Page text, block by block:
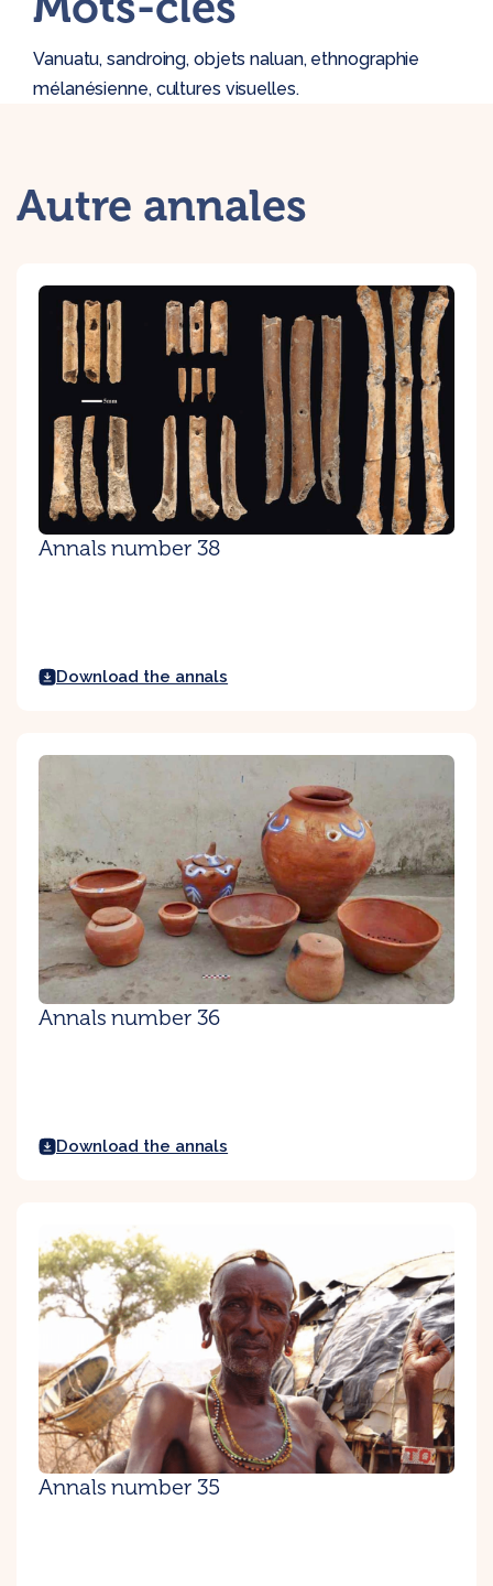
Vanuatu, sandroing, objets naluan, ethnographie
mélanésienne, cultures visuelles.
Autre annales
Annals number 38
Download the annals
Annals number 36
Download the annals
Annals number 35